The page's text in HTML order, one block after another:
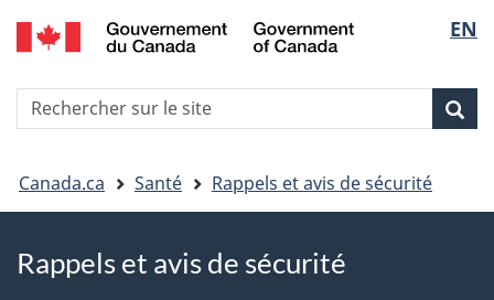
Skip
to
Skip
to
Passer
à
HTML
de
la
EN
Recherche
Vous
êtes
ici
Canada.ca Santé Rappels et avis de sécurité
Rappels et avis de sécurité